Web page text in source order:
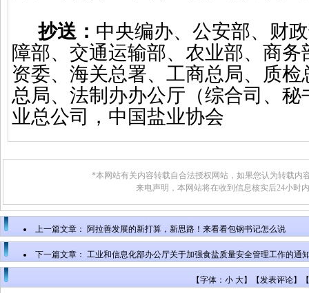
抄送： 中央编办、公安部、财
障部、交通运输部、农业部、商
资委、海关总署、工商总局、质
总局、法制办办公厅（综合司、
业总公司，中国盐业协会
*本网站有关内容转载自合法授权网站，如果您认为转载内
来电声明，本网站将在收到信息核实后24小时
上一篇文章： 阿拉善发展的新打算，新思路！来看看包钢书记怎么说
下一篇文章： 工业和信息化部办公厅关于加强食盐质量安全管理工作的通
【字体：小 大】【发表评论】【